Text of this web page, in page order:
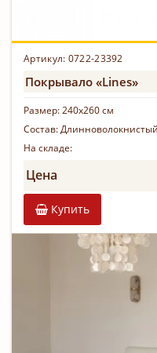
Артикул: 0722-23392
Покрывало «Lines»
Размер:240х260 см
Состав:
На складе:
Цена
Купить